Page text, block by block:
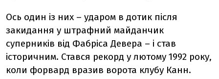
Ось один із них – ударом в дотик після
закидання у штрафний майданчик
суперників від Фабріса Девера – і став
історичним. Стався рекорд у лютому 1992 року,
коли форвард вразив ворота клубу Канн.